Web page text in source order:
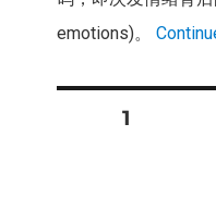
emotions)。
Posts
PAGE1